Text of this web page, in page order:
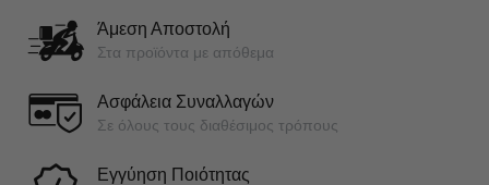
Άμεση Αποστολή
Στα προϊόντα με απόθεμα
Ασφάλεια Συναλλαγών
Σε όλους τους διαθέσιμος τρόπους
Εγγύηση Ποιότητας